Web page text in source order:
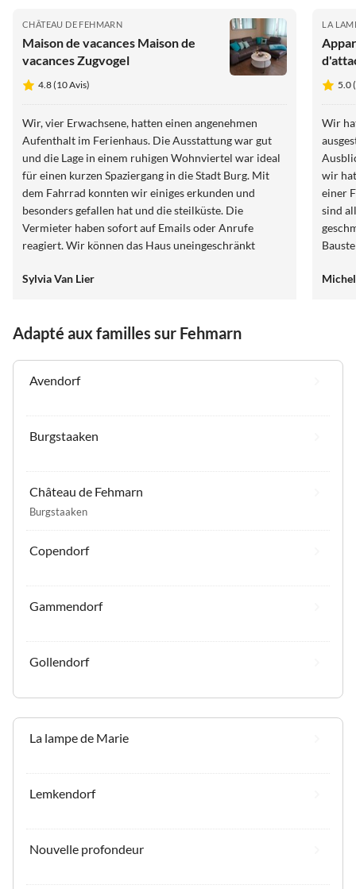
CHÂTEAU DE FEHMARN
Maison de vacances Maison de
vacances Zugvogel
4.8 (10 Avis)
Wir, vier Erwachsene, hatten einen angenehmen
Aufenthalt im Ferienhaus. Die Ausstattung war gut
und die Lage in einem ruhigen Wohnviertel war ideal
für einen kurzen Spaziergang in die Stadt Burg. Mit
dem Fahrrad konnten wir einiges erkunden und
besonders gefallen hat und die steilküste. Die
Vermieter haben sofort auf Emails oder Anrufe
reagiert. Wir können das Haus uneingeschränkt
Sylvia Van Lier
LA
5.0
Wir
wir
einer
sind
Tag
Adapté aux familles sur Fehmarn
Avendorf
Burgstaaken
Château de Fehmarn
Burgstaaken
Copendorf
Gammendorf
Gollendorf
La lampe de Marie
Lemkendorf
Nouvelle profondeur